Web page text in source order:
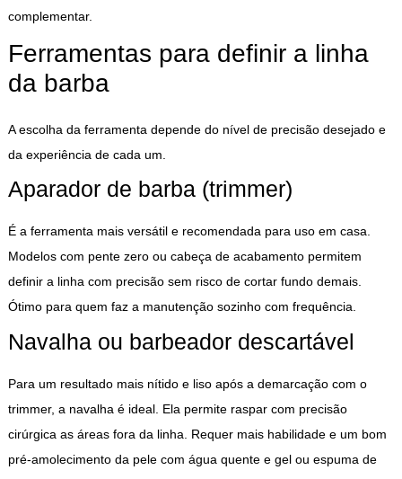
complementar.
Ferramentas para definir a linha
da barba
A escolha da ferramenta depende do nível de precisão desejado e
da experiência de cada um.
Aparador de barba (trimmer)
É a ferramenta mais versátil e recomendada para uso em casa.
Modelos com pente zero ou cabeça de acabamento permitem
definir a linha com precisão sem risco de cortar fundo demais.
Ótimo para quem faz a manutenção sozinho com frequência.
Navalha ou barbeador descartável
Para um resultado mais nítido e liso após a demarcação com o
trimmer, a navalha é ideal. Ela permite raspar com precisão
cirúrgica as áreas fora da linha. Requer mais habilidade e um bom
pré-amolecimento da pele com água quente e gel ou espuma de